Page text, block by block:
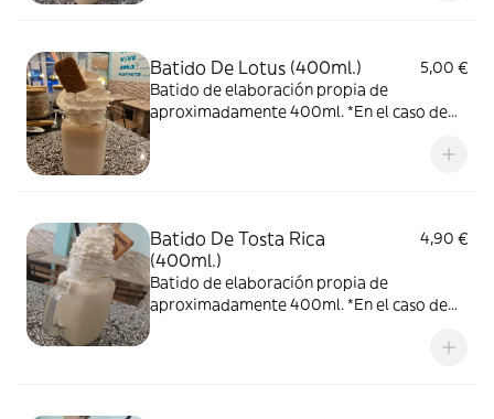
Batido De Lotus (400ml.)
5,00 €
Batido de elaboración propia de
aproximadamente 400ml. *En el caso de
que la nata llegue en las condiciones que
Batido De Tosta Rica
(400ml.)
4,90 €
Batido de elaboración propia de
aproximadamente 400ml. *En el caso de
que la nata llegue en las condiciones que